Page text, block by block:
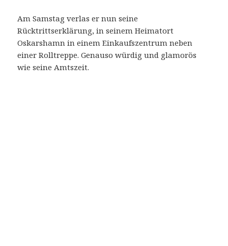
Am Samstag verlas er nun seine
Rücktrittserklärung, in seinem Heimatort
Oskarshamn in einem Einkaufszentrum neben
einer Rolltreppe. Genauso würdig und glamorös
wie seine Amtszeit.